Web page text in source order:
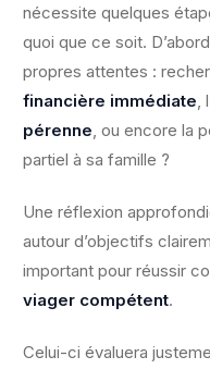
nécessite quelques
quoi que ce soit.
propres attentes :
financière immédiate
pérenne , ou encore la
partiel à sa famille ?
Une réflexion
autour d’objectifs
important pour réussir
viager compétent.
Celui-ci évaluera